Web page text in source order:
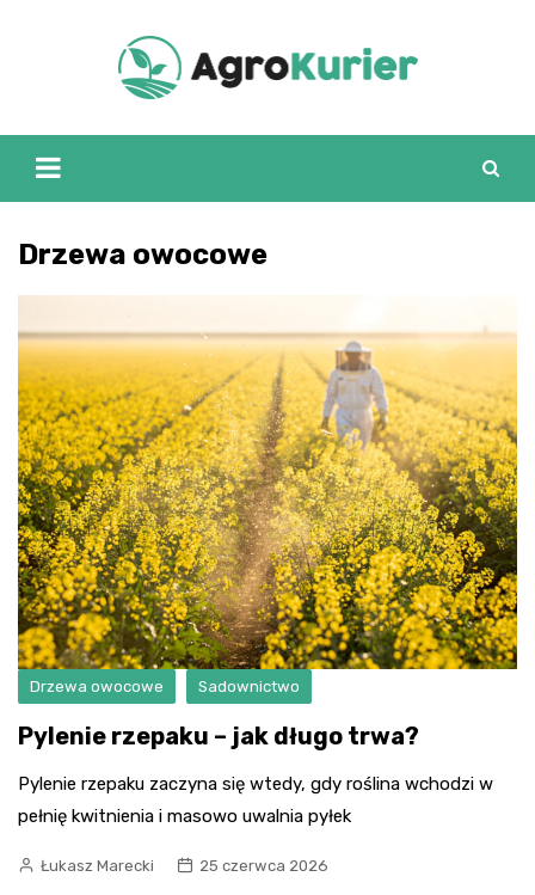
Drzewa owocowe
Drzewa owocowe Sadownictwo
Pylenie rzepaku – jak długo trwa?
Pylenie rzepaku zaczyna się wtedy, gdy roślina wchodzi w
pełnię kwitnienia i masowo uwalnia pyłek
Łukasz Marecki 25 czerwca 2026